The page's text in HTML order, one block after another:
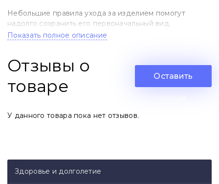
Здоровье и долголетие
Небольшие правила ухода за изделием помогут
надолго сохранить его первоначальный вид.
- Избегайте попадания на украшение воды, парфюма,
дезодоранта или крема. Фурнитура и камни могут
потерять свой цвет.
шкатулке) без попадания прямых солнечных лучей.
Материалы: агат, родированная фурнитура.
Показать полное описание
Отзывы о
товаре
Оставить
У данного товара пока нет отзывов.